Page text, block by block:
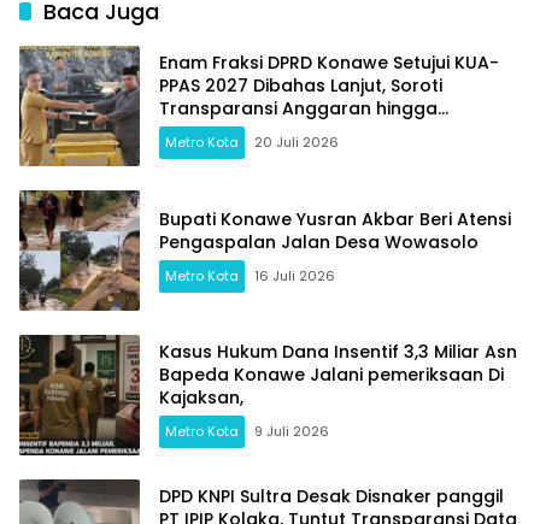
Baca Juga
Enam Fraksi DPRD Konawe Setujui KUA-
PPAS 2027 Dibahas Lanjut, Soroti
Transparansi Anggaran hingga
Ketahanan Pangan
Metro Kota 20 Juli 2026
Bupati Konawe Yusran Akbar Beri Atensi
Pengaspalan Jalan Desa Wowasolo
Metro Kota 16 Juli 2026
Kasus Hukum Dana Insentif 3,3 Miliar Asn
Bapeda Konawe Jalani pemeriksaan Di
Kajaksan,
Metro Kota 9 Juli 2026
DPD KNPI Sultra Desak Disnaker panggil